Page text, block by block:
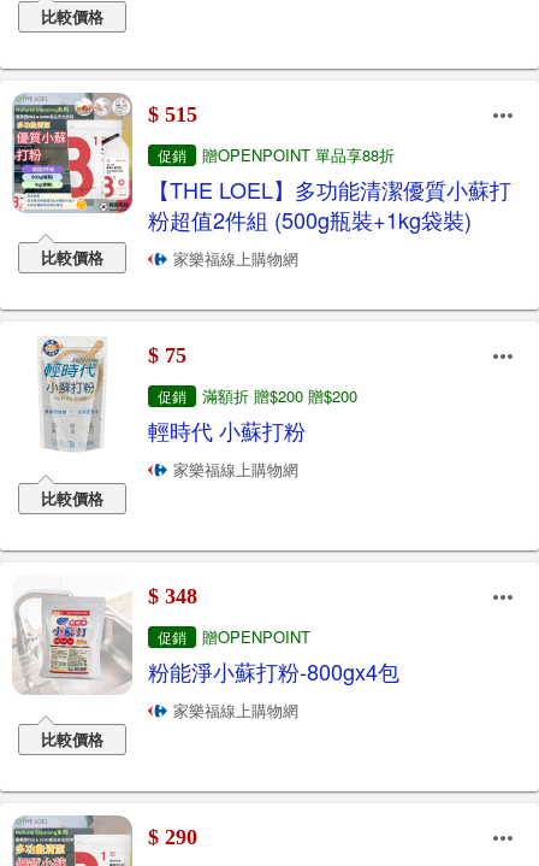
比較價格
比較價格
$ 515
促銷 贈OPENPOINT 單品享88折
【THE LOEL】多功能清潔優質小蘇打
粉超值2件組 (500g瓶裝+1kg袋裝)
家樂福線上購物網
比較價格
$ 75
促銷 滿額折 贈$200 贈$200
輕時代 小蘇打粉
家樂福線上購物網
比較價格
$ 348
促銷 贈OPENPOINT
粉能淨小蘇打粉-800gx4包
家樂福線上購物網
$ 290